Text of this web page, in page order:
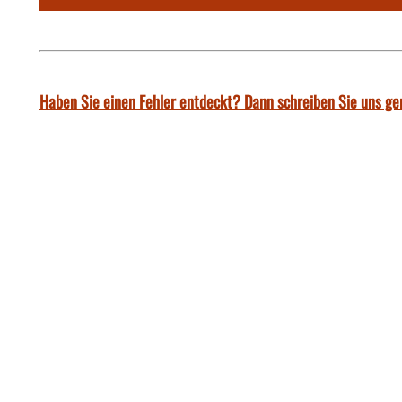
Haben Sie einen Fehler entdeckt? Dann schreiben Sie uns